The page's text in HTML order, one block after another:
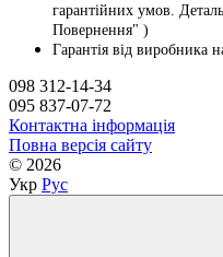
гарантійних умов.
Повернення" )
Гарантія від виробника
098 312-14-34
095 837-07-72
Контактна інформація
Повна версія сайту
© 2026
Укр Рус